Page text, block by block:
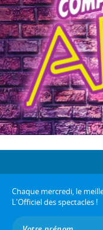
Chaque mercredi, le
L'Officiel des spectacles !